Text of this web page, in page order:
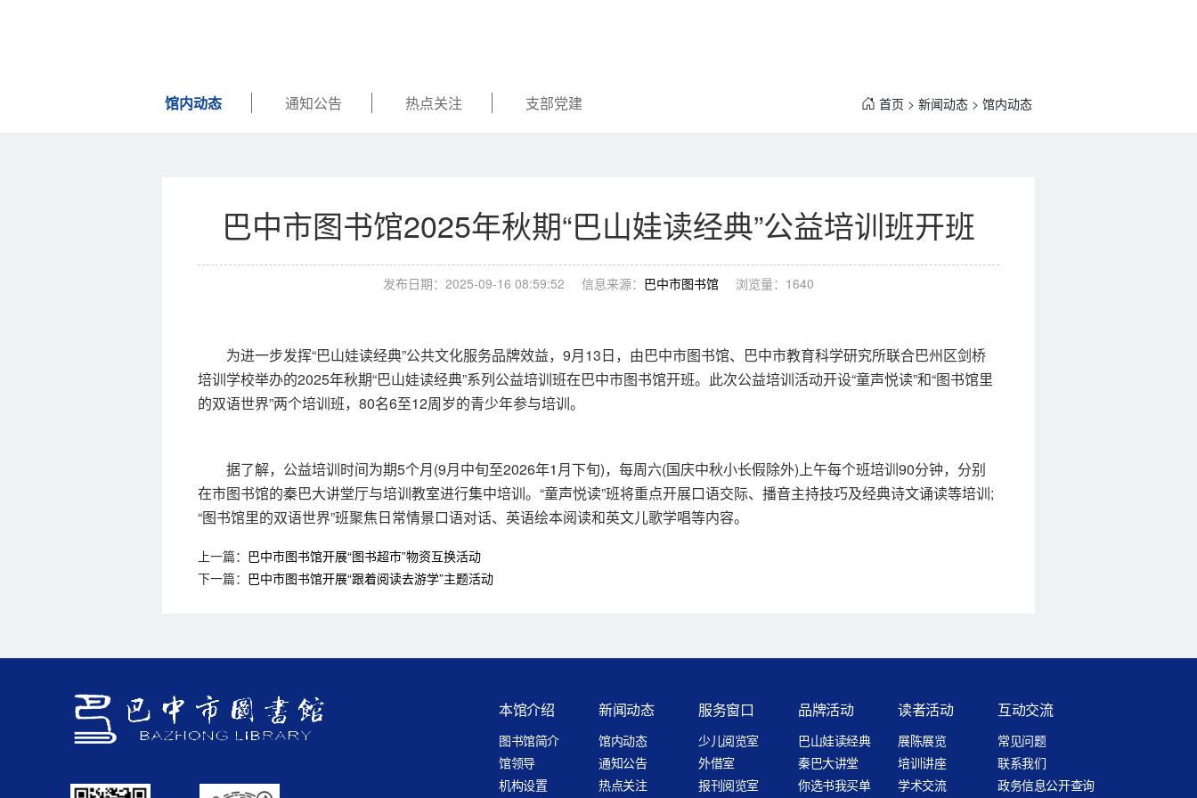
馆内动态 通知公告 热点关注 支部党建 首页 >新闻动态 >馆内动态
巴中市图书馆2025年秋期“巴山娃读经典”公益培训班开班
发布日期：2025-09-16 08:59:52 信息来源： 巴中市图书馆 浏览量： 1640
为进一步发挥“巴山娃读经典”公共文化服务品牌效益，9月13日，由巴中市图书馆、巴中市教育科学研究所联合巴州区剑桥
培训学校举办的2025年秋期“巴山娃读经典”系列公益培训班在巴中市图书馆开班。此次公益培训活动开设“童声悦读”和“图书馆里
的双语世界”两个培训班，80名6至12周岁的青少年参与培训。
据了解，公益培训时间为期5个月(9月中旬至2026年1月下旬)，每周六(国庆中秋小长假除外)上午每个班培训90分钟，分别
在市图书馆的秦巴大讲堂厅与培训教室进行集中培训。“童声悦读”班将重点开展口语交际、播音主持技巧及经典诗文诵读等培训;
“图书馆里的双语世界”班聚焦日常情景口语对话、英语绘本阅读和英文儿歌学唱等内容。
上一篇： 巴中市图书馆开展“图书超市”物资互换活动
下一篇： 巴中市图书馆开展“跟着阅读去游学”主题活动
本馆介绍
图书馆简介
馆领导
机构设置
新闻动态
馆内动态
通知公告
热点关注
服务窗口
少儿阅览室
外借室
报刊阅览室
品牌活动
巴山娃读经典
秦巴大讲堂
你选书我买单
读者活动
展陈展览
培训讲座
学术交流
互动交流
常见问题
联系我们
政务信息公开查询